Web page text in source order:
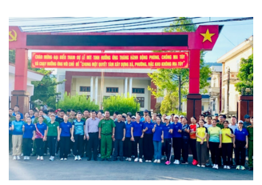
LẬP SAU KHI SẮP XẾP, TỔ CHỨC LẠI THÔN TRÊN ĐỊA
BÀN XÃ MINH LONG.